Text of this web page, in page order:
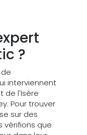
?
interviennent
de l'Isère
Pour trouver
sur des
vérifions que